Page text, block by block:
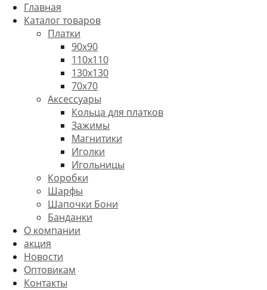
Главная
Каталог товаров
Платки
90x90
110x110
130x130
70х70
Аксессуары
Кольца для платков
Зажимы
Магнитики
Иголки
Игольницы
Коробки
Шарфы
Шапочки Бони
Банданки
О компании
акция
Новости
Оптовикам
Контакты